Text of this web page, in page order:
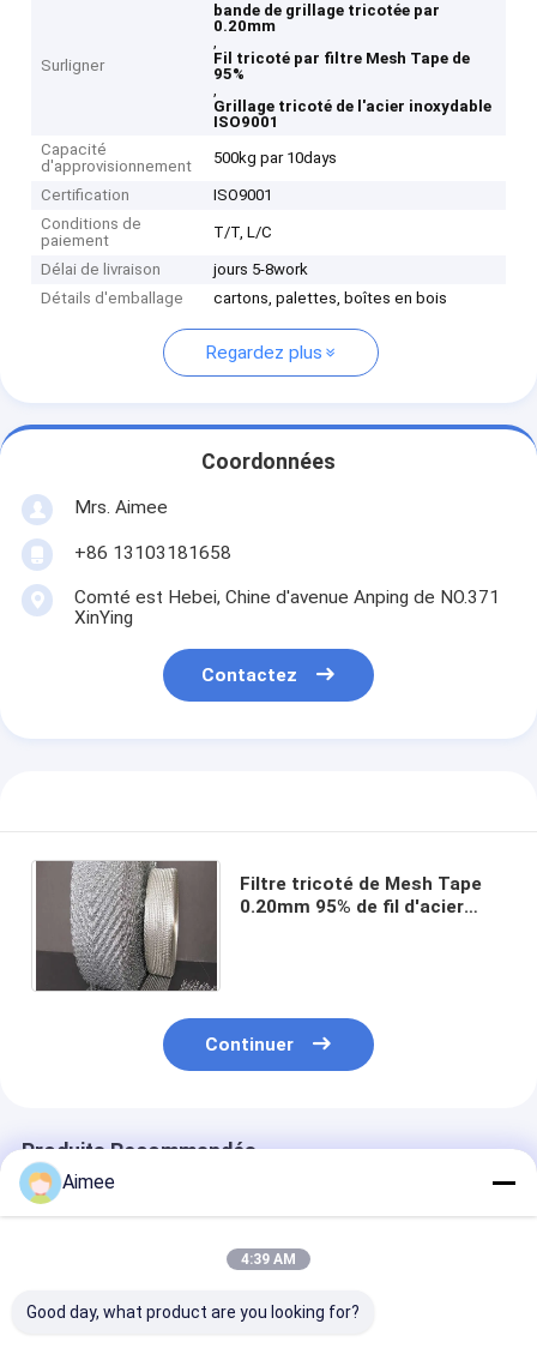
Surligner
bande de grillage tricotée par
0.20mm
,
Fil tricoté par filtre Mesh Tape de
95%
,
Grillage tricoté de l'acier inoxydable
ISO9001
Capacité
d'approvisionnement
500kg par 10days
Certification
ISO9001
Conditions de
paiement
T/T, L/C
Délai de livraison
jours 5-8work
Détails d'emballage
cartons, palettes, boîtes en bois
Regardez plus
Coordonnées
Mrs. Aimee
+86 13103181658
Comté est Hebei, Chine d'avenue Anping de NO.371
XinYing
Contactez
Filtre tricoté de Mesh Tape
0.20mm 95% de fil d'acier
Continuer
Produits Recommandés
Aimee
4:39 AM
Good day, what product are you looking for?